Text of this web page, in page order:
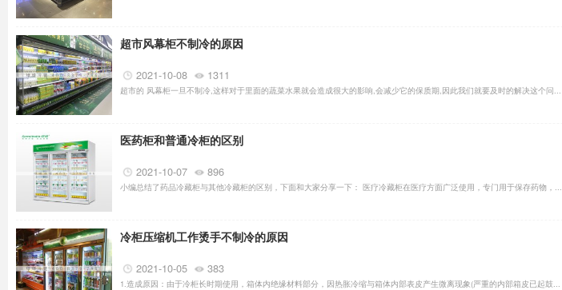
超市风幕柜不制冷的原因
2021-10-08 1311
超市的 风幕柜一旦不制冷,这样对于里面的蔬菜水果就会造成很大的影响,会减少它的保质期,因此我们就要及时的解决这个问...
医药柜和普通冷柜的区别
2021-10-07 896
小编总结了药品冷藏柜与其他冷藏柜的区别，下面和大家分享一下： 医疗冷藏柜在医疗方面广泛使用，专门用于保存药物，...
冷柜压缩机工作烫手不制冷的原因
2021-10-05 383
1.造成原因：由于冷柜长时期使用，箱体内绝缘材料部分，因热胀冷缩与箱体内部表皮产生微离现象(严重的内部箱皮已起鼓...